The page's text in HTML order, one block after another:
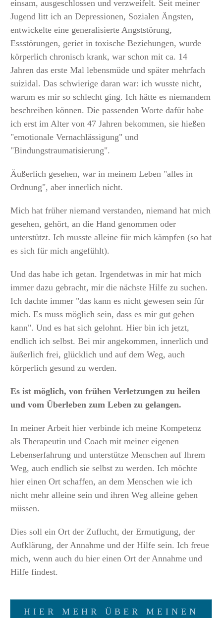
einsam, ausgeschlossen und verzweifelt. Seit meiner
Jugend litt ich an Depressionen, Sozialen Ängsten,
entwickelte eine generalisierte Angststörung,
Essstörungen, geriet in toxische Beziehungen, wurde
körperlich chronisch krank, war schon mit ca. 14
Jahren das erste Mal lebensmüde und später mehrfach
suizidal. Das schwierige daran war: ich wusste nicht,
warum es mir so schlecht ging. Ich hätte es niemandem
beschreiben können. Die passenden Worte dafür habe
ich erst im Alter von 47 Jahren bekommen, sie hießen
"emotionale Vernachlässigung" und
"Bindungstraumatisierung".
Äußerlich gesehen, war in meinem Leben "alles in
Ordnung", aber innerlich nicht.
Mich hat früher niemand verstanden, niemand hat mich
gesehen, gehört, an die Hand genommen oder
unterstützt. Ich musste alleine für mich kämpfen (so hat
es sich für mich angefühlt).
Und das habe ich getan. Irgendetwas in mir hat mich
immer dazu gebracht, mir die nächste Hilfe zu suchen.
Ich dachte immer "das kann es nicht gewesen sein für
mich. Es muss möglich sein, dass es mir gut gehen
kann". Und es hat sich gelohnt. Hier bin ich jetzt,
endlich ich selbst. Bei mir angekommen, innerlich und
äußerlich frei, glücklich und auf dem Weg, auch
körperlich gesund zu werden.
Es ist möglich, von frühen Verletzungen zu heilen
und vom Überleben zum Leben zu gelangen.
In meiner Arbeit hier verbinde ich meine Kompetenz
als Therapeutin und Coach mit meiner eigenen
Lebenserfahrung und unterstütze Menschen auf Ihrem
Weg, auch endlich sie selbst zu werden. Ich möchte
hier einen Ort schaffen, an dem Menschen wie ich
nicht mehr alleine sein und ihren Weg alleine gehen
müssen.
Dies soll ein Ort der Zuflucht, der Ermutigung, der
Aufklärung, der Annahme und der Hilfe sein. Ich freue
mich, wenn auch du hier einen Ort der Annahme und
Hilfe findest.
HIER MEHR ÜBER MEINEN